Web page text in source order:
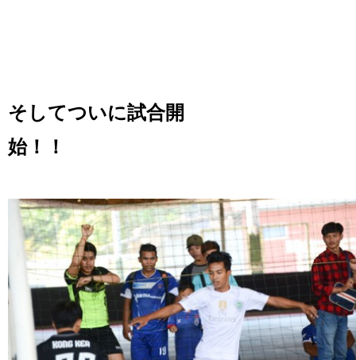
そしてついに試合開
始！！